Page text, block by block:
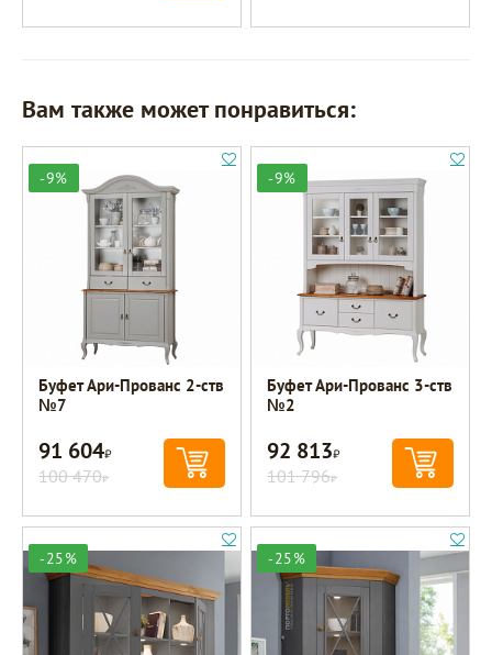
Вам также может понравиться:
-9%
Буфет Ари-Прованс 2-ств
№7
91 604Р
100 470Р
-9%
Буфет Ари-Прованс 3-ств
№2
92 813Р
101 796Р
-25% -25%